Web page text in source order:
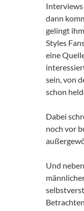
Interviews
dann
gelingt
Styles
eine
sein, von
schon
Dabei
noch vor
Und